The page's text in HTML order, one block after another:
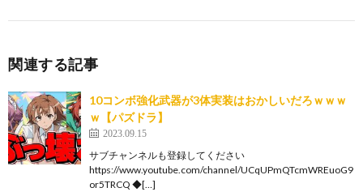
関連する記事
10コンボ強化武器が3体実装はおかしいだろｗｗｗ
ｗ【パズドラ】
2023.09.15
サブチャンネルも登録してください
https://www.youtube.com/channel/UCqUPmQTcmWREuoG9
or5TRCQ ◆[…]